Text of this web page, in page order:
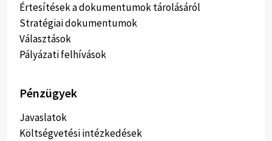
Értesítések a dokumentumok tárolásáról
Stratégiai dokumentumok
Választások
Pályázati felhívások
Pénzügyek
Javaslatok
Költségvetési intézkedések